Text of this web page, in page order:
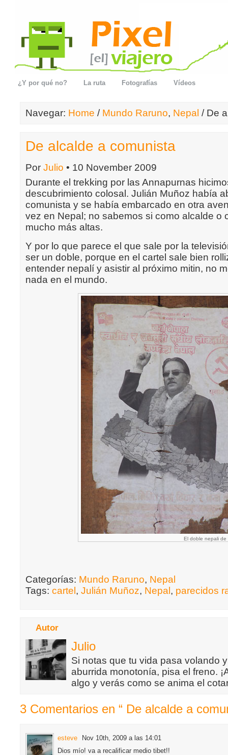
¿Y por qué no? La ruta Fotografías Vídeos
Navegar: Home / Mundo Raruno, Nepal / De
De alcalde a comunista
Por Julio • 10 November 2009
Durante el trekking por las Annapurnas
descubrimiento colosal. Julián Muñoz había
comunista y se había embarcado en otra
vez en Nepal; no sabemos si como alcalde o
mucho más altas.
Y por lo que parece el que sale por la
ser un doble, porque en el cartel sale bien
entender nepalí y asistir al próximo mitin, no
nada en el mundo.
El doble nepali de
Categorías: Mundo Raruno, Nepal
Tags: cartel , Julián Muñoz, Nepal , parecidos
Autor
Julio
Si notas que tu vida pasa volando
aburrida monotonía, pisa el freno.
algo y verás como se anima el
3 Comentarios en “ De alcalde a
esteve
Nov 10th, 2009 a las 14:01
Dios mío! va a recalificar medio tibet!!